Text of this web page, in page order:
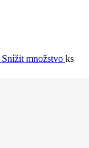
Snížit množstvo ks